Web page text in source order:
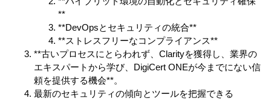
**
**DevOpsとセキュリティの統合**
**ストレスフリーなコンプライアンス**
**古いプロセスにとらわれず、Clarityを獲得し、業界の
エキスパートから学び、DigiCert ONEが今までにない信
頼を提供する機会**。
最新のセキュリティの傾向とツールを把握できる